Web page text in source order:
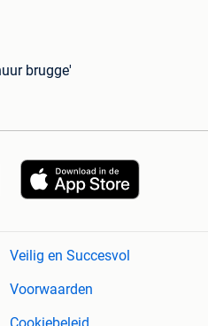
brugge'
Veilig en Succesvol
Voorwaarden